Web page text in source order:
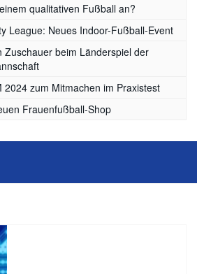
qualitativen Fußball an?
League: Neues Indoor-Fußball-Event
Zuschauer beim Länderspiel der
2024 zum Mitmachen im Praxistest
Frauenfußball-Shop